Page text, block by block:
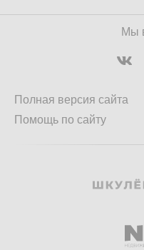
Мы
Полная версия сайта
Помощь по сайту